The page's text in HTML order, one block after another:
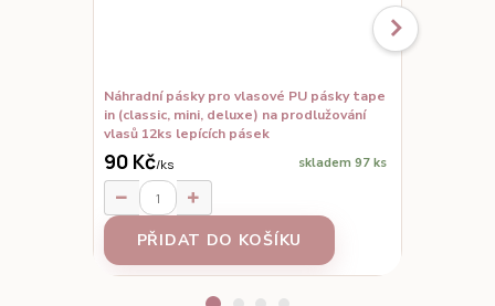
Náhradní pásky pro vlasové PU pásky tape
in (classic, mini, deluxe) na prodlužování
vlasů 12ks lepících pásek
90 Kč/ks skladem 97 ks
PŘIDAT DO KOŠÍKU